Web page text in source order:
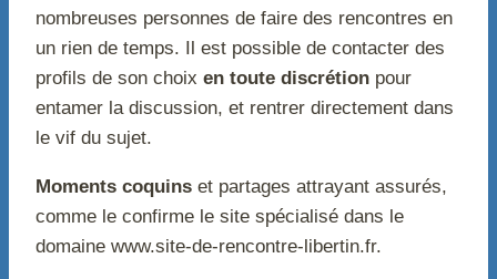
nombreuses personnes de faire des rencontres en
un rien de temps. Il est possible de contacter des
profils de son choix en toute discrétion pour
entamer la discussion, et rentrer directement dans
le vif du sujet.
Moments coquins et partages attrayant assurés,
comme le confirme le site spécialisé dans le
domaine www.site-de-rencontre-libertin.fr.